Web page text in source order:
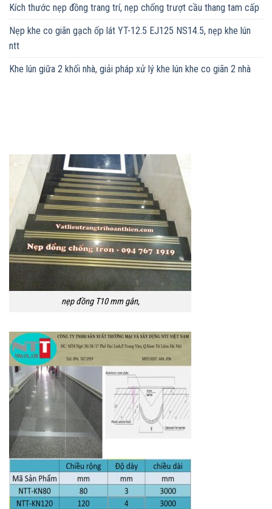
Kích thước nẹp đồng trang trí, nẹp chống trượt cầu thang tam cấp
Nẹp khe co giãn gạch ốp lát YT-12.5 EJ125 NS14.5, nẹp khe lún
ntt
Khe lún giữa 2 khối nhà, giải pháp xử lý khe lún khe co giãn 2 nhà
nẹp đồng T10 mm gân,